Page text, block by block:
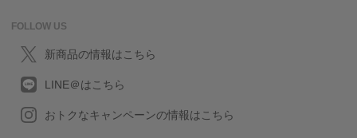
FOLLOW US
新商品の情報はこちら
LINE＠はこちら
おトクなキャンペーンの情報はこちら